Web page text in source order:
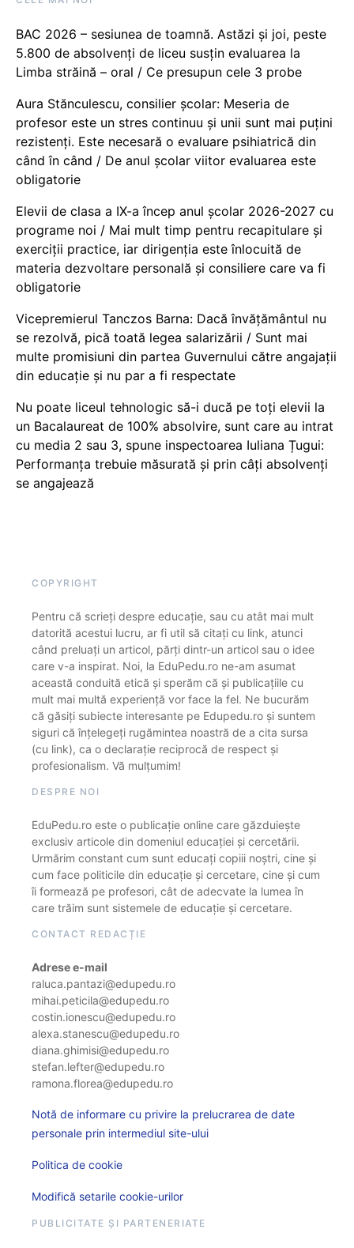
BAC 2026 – sesiunea de toamnă. Astăzi și joi, peste
5.800 de absolvenți de liceu susțin evaluarea la
Limba străină – oral / Ce presupun cele 3 probe
Aura Stănculescu, consilier școlar: Meseria de
profesor este un stres continuu și unii sunt mai puțini
rezistenți. Este necesară o evaluare psihiatrică din
când în când / De anul școlar viitor evaluarea este
obligatorie
Elevii de clasa a IX-a încep anul școlar 2026-2027 cu
programe noi / Mai mult timp pentru recapitulare și
exerciții practice, iar dirigenția este înlocuită de
materia dezvoltare personală și consiliere care va fi
obligatorie
Vicepremierul Tanczos Barna: Dacă învățământul nu
se rezolvă, pică toată legea salarizării / Sunt mai
multe promisiuni din partea Guvernului către angajații
din educație și nu par a fi respectate
Nu poate liceul tehnologic să-i ducă pe toți elevii la
un Bacalaureat de 100% absolvire, sunt care au intrat
cu media 2 sau 3, spune inspectoarea Iuliana Țugui:
Performanța trebuie măsurată și prin câți absolvenți
se angajează
COPYRIGHT
Pentru că scrieți despre educație, sau cu atât mai mult
datorită acestui lucru, ar fi util să citați cu link, atunci
când preluați un articol, părți dintr-un articol sau o idee
care v-a inspirat. Noi, la EduPedu.ro ne-am asumat
această conduită etică și sperăm că și publicațiile cu
mult mai multă experiență vor face la fel. Ne bucurăm
că găsiți subiecte interesante pe Edupedu.ro și suntem
siguri că înțelegeți rugămintea noastră de a cita sursa
(cu link), ca o declarație reciprocă de respect și
profesionalism. Vă mulțumim!
DESPRE NOI
EduPedu.ro este o publicație online care găzduiește
exclusiv articole din domeniul educației și cercetării.
Urmărim constant cum sunt educați copiii noștri, cine și
cum face politicile din educație și cercetare, cine și cum
îi formează pe profesori, cât de adecvate la lumea în
care trăim sunt sistemele de educație și cercetare.
CONTACT REDACȚIE
Adrese e-mail
raluca.pantazi@edupedu.ro
mihai.peticila@edupedu.ro
costin.ionescu@edupedu.ro
alexa.stanescu@edupedu.ro
diana.ghimisi@edupedu.ro
stefan.lefter@edupedu.ro
ramona.florea@edupedu.ro
Notă de informare cu privire la prelucrarea de date
personale prin intermediul site-ului
Politica de cookie
Modifică setarile cookie-urilor
PUBLICITATE ȘI PARTENERIATE